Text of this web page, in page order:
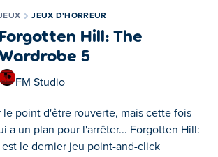
JEUX D'HORREUR
Forgotten Hill: The
5
FM Studio
le point d'être rouverte, mais cette fois
a un plan pour l'arrêter... Forgotten Hill:
est le dernier jeu point-and-click